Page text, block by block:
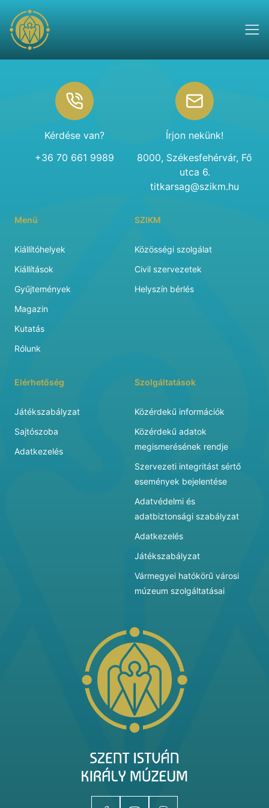
Kérdése van?
+36 70 661 9989
Írjon nekünk!
8000, Székesfehérvár, Fő
utca 6.
titkarsag@szikm.hu
Menü
Kiállítóhelyek
Kiállítások
Gyűjtemények
Magazin
Kutatás
Rólunk
SZIKM
Közösségi szolgálat
Civil szervezetek
Helyszín bérlés
Elérhetőség
Játékszabályzat
Sajtószoba
Adatkezelés
Szolgáltatások
Közérdekű információk
Közérdekű adatok
megismerésének rendje
Szervezeti integritást sértő
események bejelentése
Adatvédelmi és
adatbiztonsági szabályzat
Adatkezelés
Játékszabályzat
Vármegyei hatókörű városi
múzeum szolgáltatásai